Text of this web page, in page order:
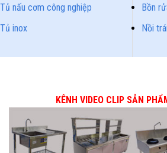
Tủ nấu cơm công nghiệp
Tủ inox
Bồn
Nồi
KÊNH VIDEO CLIP SẢN